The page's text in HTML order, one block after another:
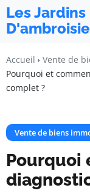
Les Jardins
D'ambroisie
Accueil
Vente de
Pourquoi et
complet ?
Vente de biens
Pourquoi